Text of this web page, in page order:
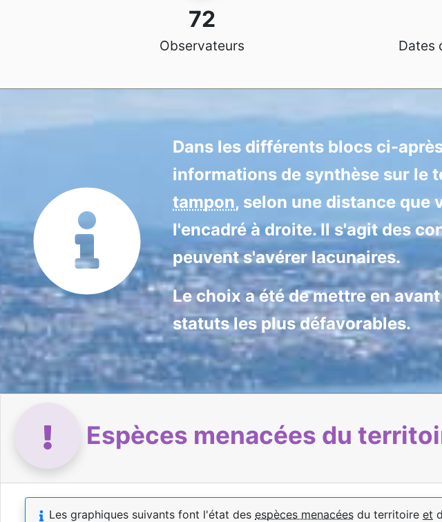
72
Observateurs Dates
Dans les différents blocs ci-
informations de synthèse sur le
tampon, selon une distance que
l'encadré à droite. Il s'agit des
peuvent s'avérer lacunaires.
Le choix a été de mettre en
statuts les plus défavorables.
Espèces menacées du
Les graphiques suivants font l'état des espèces menacées du territoire et